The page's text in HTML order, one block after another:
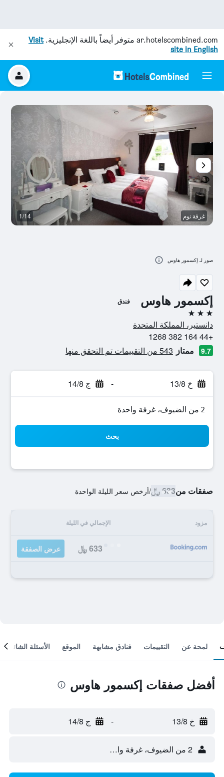
ar.hotelscombined.com متوفر أيضاً باللغة الإنجليزية.Visit
site in English
إكسمور هاوس فندق
3 نجوم
دانستير، المملكة المتحدة
+44 164 382 1268
9.7 ممتاز 543 من التقييمات تم التحقق منها
خ 13/8 - ج 14/8
2 من الضيوف، غرفة واحدة
بحث
صفقات من633 ﷼ /أرخص سعر الليلة الواحدة
مزود الإجمالي في الليلة
633 ﷼ عرض الصفقة
غرفة نوم 1/14
صور لـ إكسمور هاوس
لمحة عن التقييمات فنادق مشابهة الموقع الأسئلة الشائعة
أفضل صفقات إكسمور هاوس
خ 13/8 - ج 14/8
2 من الضيوف، غرفة واحدة